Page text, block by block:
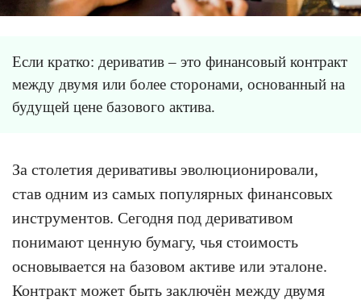
Если кратко: дериватив – это финансовый контракт
между двумя или более сторонами, основанный на
будущей цене базового актива.
За столетия деривативы эволюционировали,
став одним из самых популярных финансовых
инструментов. Сегодня под деривативом
понимают ценную бумагу, чья стоимость
основывается на базовом активе или эталоне.
Контракт может быть заключён между двумя